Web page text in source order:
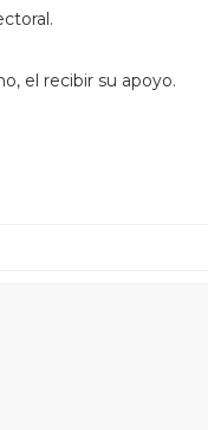
el recibir su apoyo.